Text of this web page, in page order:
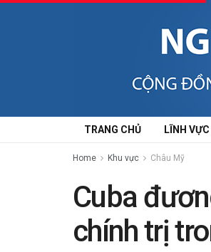
TRANG CHỦ LĨNH VỰC
Home Khu vực Châu Mỹ
Cuba
chính trị